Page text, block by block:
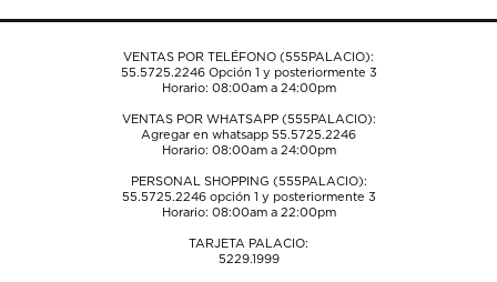
envío.envío.envío.envío.envío.
VENTAS POR TELÉFONO (555PALACIO):
55.5725.2246Opción 1 y posteriormente 3
Horario: 08:00am a 24:00pm
VENTAS POR WHATSAPP (555PALACIO):
Agregar en whatsapp 55.5725.2246
Horario: 08:00am a 24:00pm
PERSONAL SHOPPING (555PALACIO):
55.5725.2246opción 1 y posteriormente 3
Horario: 08:00am a 22:00pm
TARJETA PALACIO:
5229.1999